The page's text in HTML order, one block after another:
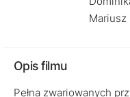
Mariusz
Opis filmu
Pełna zwariowanych